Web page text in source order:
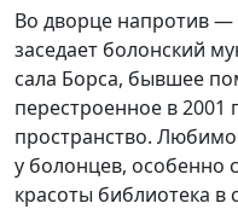
Во дворце напротив
заседает болонский
сала Борса, бывшее
перестроенное в 2001
пространство.
у болонцев, особенно
красоты библиотека в